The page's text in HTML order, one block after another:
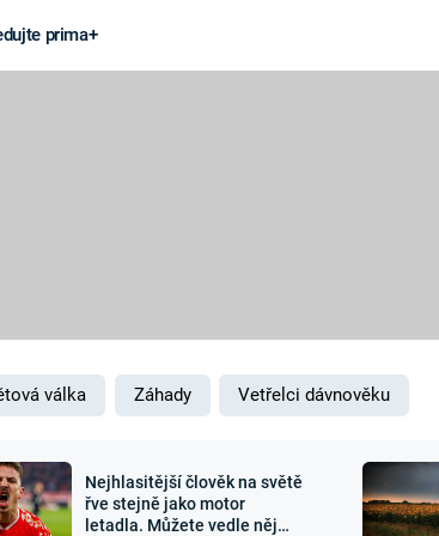
prima+
a
Zajímavosti
válka Záhady Vetřelci dávnověku
Nejhlasitější člověk na světě
řve stejně jako motor
letadla. Můžete vedle něj